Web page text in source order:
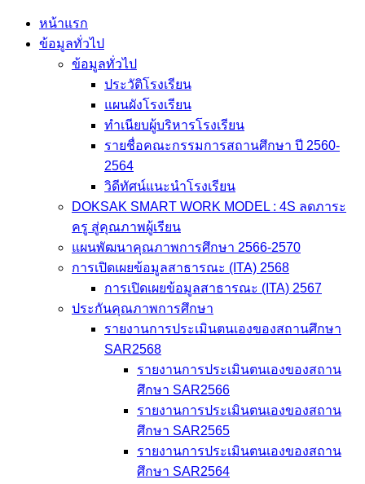
Skip
หน้าแรก
ข้อมูลทั่วไป
ข้อมูลทั่วไป
ประวัติโรงเรียน
แผนผังโรงเรียน
ทำเนียบผู้บริหารโรงเรียน
รายชื่อคณะกรรมการสถานศึกษา ปี 2560-
2564
วิดีทัศน์แนะนำโรงเรียน
DOKSAK SMART WORK MODEL : 4S ลดภาระ
ครู สู่คุณภาพผู้เรียน
แผนพัฒนาคุณภาพการศึกษา 2566-2570
การเปิดเผยข้อมูลสาธารณะ (ITA) 2568
การเปิดเผยข้อมูลสาธารณะ (ITA) 2567
ประกันคุณภาพการศึกษา
รายงานการประเมินตนเองของสถานศึกษา
SAR2568
รายงานการประเมินตนเองของสถาน
ศึกษา SAR2566
รายงานการประเมินตนเองของสถาน
ศึกษา SAR2565
รายงานการประเมินตนเองของสถาน
ศึกษา SAR2564